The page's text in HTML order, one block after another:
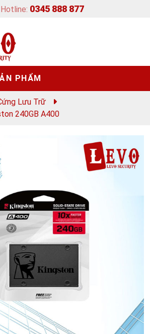
Hotline: 0345 888 877
PHẨM
Lưu Trữ
240GB A400